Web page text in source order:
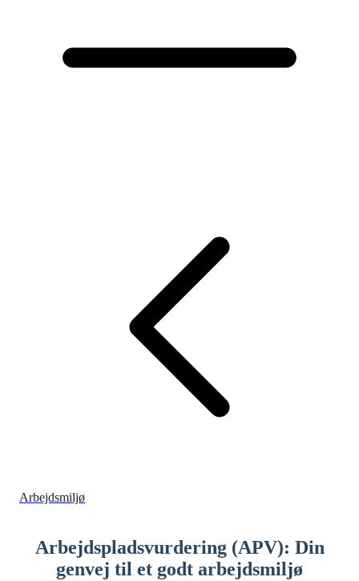
Arbejdsmiljø
Arbejdspladsvurdering (APV): Din
genvej til et godt arbejdsmiljø